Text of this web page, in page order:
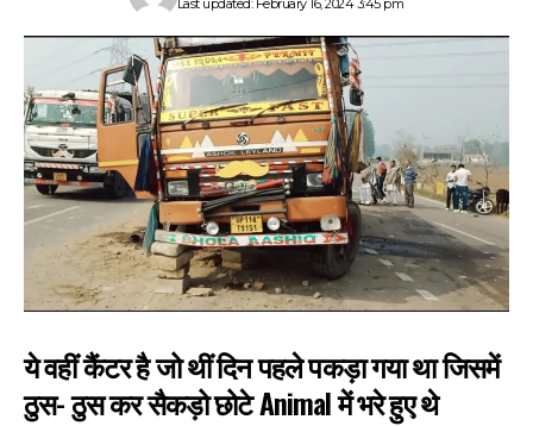
Last updated: February 16, 2024 3:45 pm
ये वहीं कैंटर है जो थीं दिन पहले पकड़ा गया था जिसमें
ठुस- ठुस कर सैकड़ो छोटे Animal में भरे हुए थे